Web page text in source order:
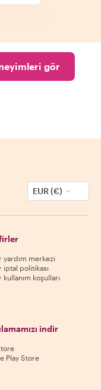
gör
EUR (€)
yardım merkezi
iptal politikası
kullanım koşulları
indir
Play Store